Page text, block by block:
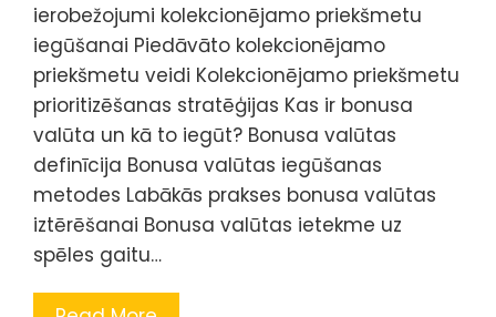
ierobežojumi kolekcionējamo priekšmetu
iegūšanai Piedāvāto kolekcionējamo
priekšmetu veidi Kolekcionējamo priekšmetu
prioritizēšanas stratēģijas Kas ir bonusa
valūta un kā to iegūt? Bonusa valūtas
definīcija Bonusa valūtas iegūšanas
metodes Labākās prakses bonusa valūtas
iztērēšanai Bonusa valūtas ietekme uz
spēles gaitu…